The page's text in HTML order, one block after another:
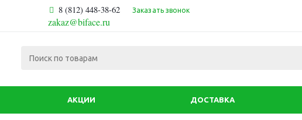
8 (812) 448-38-62 Заказать звонок
zakaz@biface.ru
АКЦИИ ДОСТАВКА